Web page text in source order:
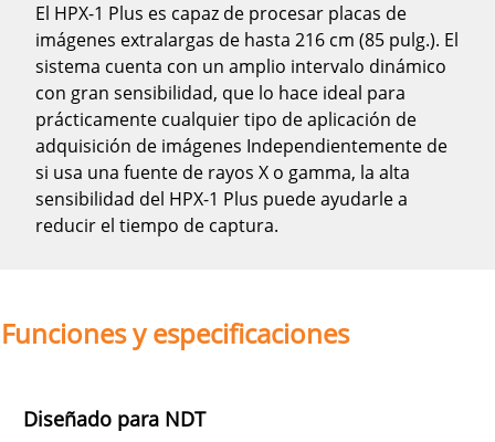
El HPX-1 Plus es capaz de procesar placas de
imágenes extralargas de hasta 216 cm (85 pulg.). El
sistema cuenta con un amplio intervalo dinámico
con gran sensibilidad, que lo hace ideal para
prácticamente cualquier tipo de aplicación de
adquisición de imágenes Independientemente de
si usa una fuente de rayos X o gamma, la alta
sensibilidad del HPX-1 Plus puede ayudarle a
reducir el tiempo de captura.
Funciones y especificaciones
Diseñado para NDT